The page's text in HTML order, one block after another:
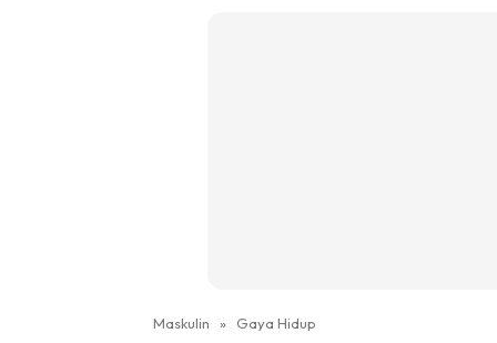
Maskulin » Gaya Hidup